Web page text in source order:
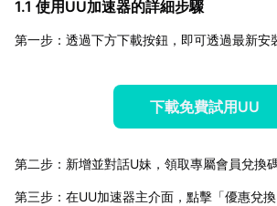
1.1 使用UU加速器的詳細步驟
第一步：透過下方下載按鈕，即可透過最新安
下載免費試用UU
第二步：新增並對話U妹，領取專屬會員兌換碼
第三步：在UU加速器主介面，點擊「優惠兌